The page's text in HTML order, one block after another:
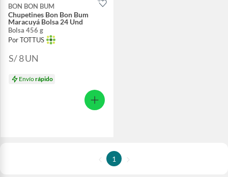
BON BON BUM
Chupetines Bon Bon Bum
Maracuyá Bolsa 24 Und
Bolsa 456 g
Por TOTTUS
S/ 8UN
Envíorápido
1